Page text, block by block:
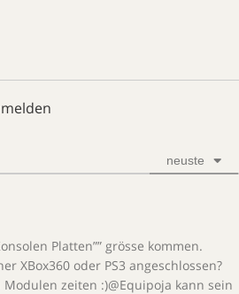
neuste
Platten”” grösse kommen.
XBox360 oder PS3 angeschlossen?
zeiten :)@Equipoja kann sein